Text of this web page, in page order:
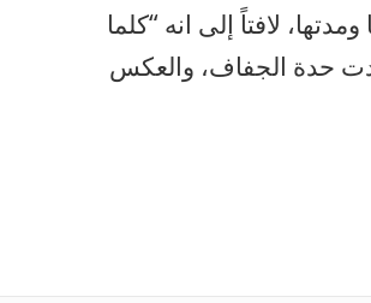
لافتاً إلى انه “كلما
حدة الجفاف، والعكس